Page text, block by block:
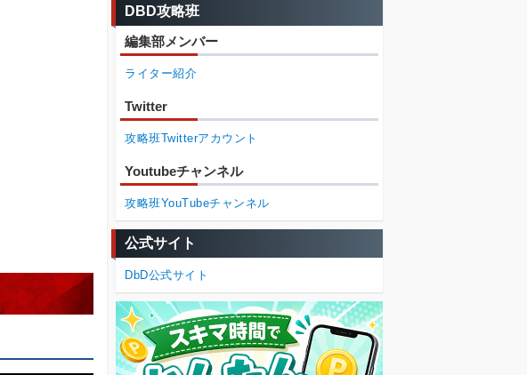
DBD攻略班
編集部メンバー
ライター紹介
Twitter
攻略班Twitterアカウント
Youtubeチャンネル
攻略班YouTubeチャンネル
公式サイト
DbD公式サイト